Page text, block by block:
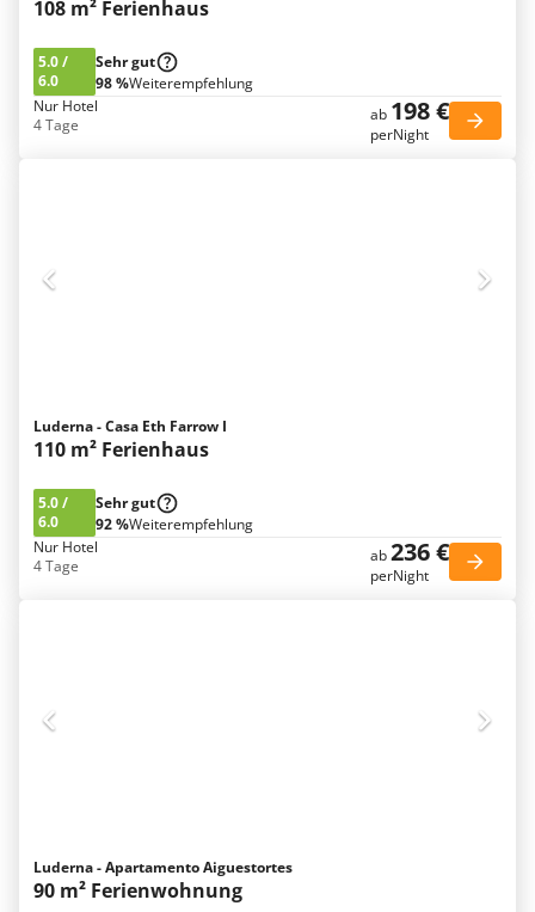
108 m² Ferienhaus
5.0/
6.0
Sehr gut
98 %Weiterempfehlung
Nur Hotel
4 Tage
ab 198 €
perNight
Luderna - Casa Eth Farrow I
110 m² Ferienhaus
5.0/
6.0
Sehr gut
92 %Weiterempfehlung
Nur Hotel
4 Tage
ab236 €
perNight
Luderna - Apartamento Aiguestortes
90 m² Ferienwohnung